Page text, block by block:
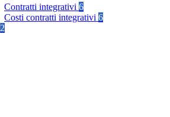
Contratti integrativi 6
Costi contratti integrativi 6
2